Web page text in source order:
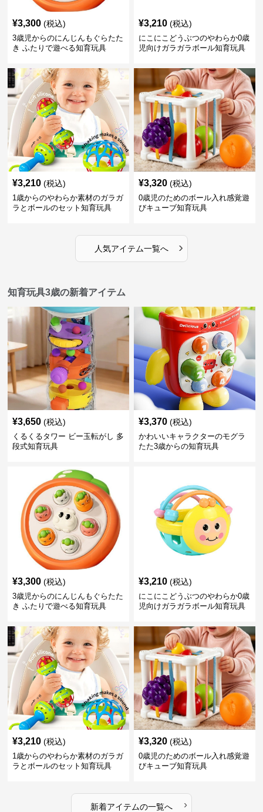
¥3,300 (税込)
3歳児からのにんじんもぐらたた
き ふたりで遊べる知育玩具
¥3,210 (税込)
にこにこどうぶつのやわらか0歳
児向けガラガラボール知育玩具
¥3,210 (税込)
1歳からのやわらか素材のガラガ
ラとボールのセット知育玩具
¥3,320 (税込)
0歳児のためのボール入れ感覚遊
びキューブ知育玩具
人気アイテム一覧へ ›
知育玩具3歳の新着アイテム
¥3,650 (税込)
くるくるタワー ビー玉転がし 多
段式知育玩具
¥3,370 (税込)
かわいいキャラクターのモグラ
たた3歳からの知育玩具
¥3,300 (税込)
3歳児からのにんじんもぐらたた
き ふたりで遊べる知育玩具
¥3,210 (税込)
にこにこどうぶつのやわらか0歳
児向けガラガラボール知育玩具
¥3,210 (税込)
1歳からのやわらか素材のガラガ
ラとボールのセット知育玩具
¥3,320 (税込)
0歳児のためのボール入れ感覚遊
びキューブ知育玩具
新着アイテムの一覧へ ›